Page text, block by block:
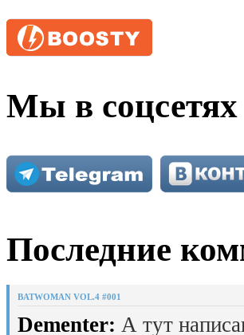
Мы в соцсетях
Последние
BATWOMAN VOL.4 #001
Dementer: А тут